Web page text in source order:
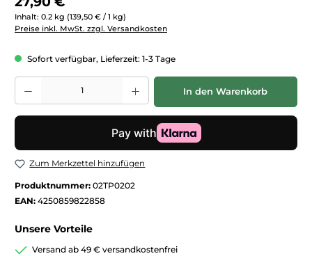
Inhalt: 0.2 kg (139,50 € / 1 kg)
Preise inkl. MwSt. zzgl. Versandkosten
Sofort verfügbar, Lieferzeit: 1-3 Tage
Produkt Anzahl: Gib den gewünschten Wert ein oder benutze die
In den Warenkorb
Zum Merkzettel hinzufügen
Produktnummer: 02TP0202
EAN: 4250859822858
Unsere Vorteile
Versand ab 49 € versandkostenfrei